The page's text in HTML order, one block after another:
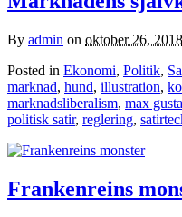
By admin on oktober 26, 2018
Posted in Ekonomi, Politik,
marknad, hund, illustration,
marknadsliberalism, max
politisk satir, reglering,
Frankenreins